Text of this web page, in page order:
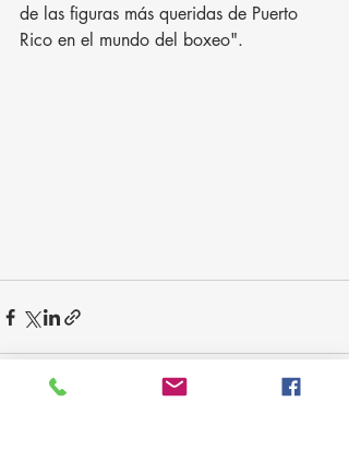
de las figuras más queridas de Puerto
Rico en el mundo del boxeo".